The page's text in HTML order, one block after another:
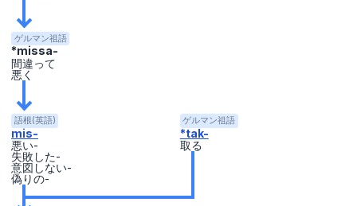
ゲルマン祖語
*missa-
間違って
悪く
語根(英語)
mis-
悪い-
失敗した-
意図しない-
偽りの-
ゲルマン祖語
*tak-
取る